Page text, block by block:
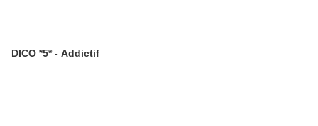
DICO *5* - Addictif